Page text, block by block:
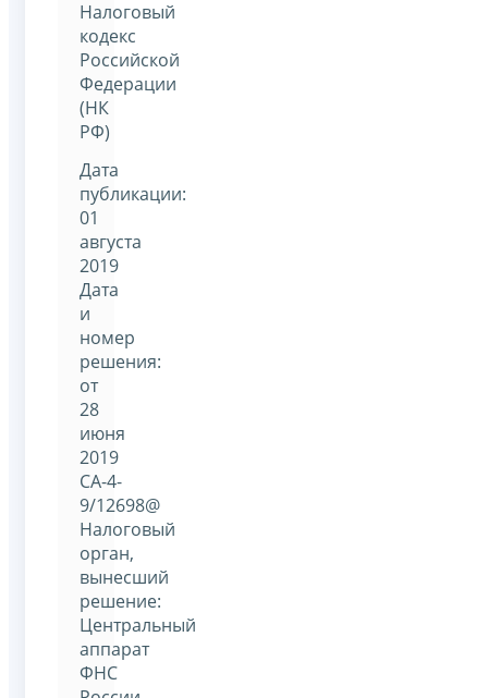
Налоговый
кодекс
Российской
Федерации
(НК
РФ)
Дата
публикации:
01
августа
2019
Дата
и
номер
решения:
от
28
июня
2019
СА-4-
9/12698@
Налоговый
орган,
вынесший
решение:
Центральный
аппарат
ФНС